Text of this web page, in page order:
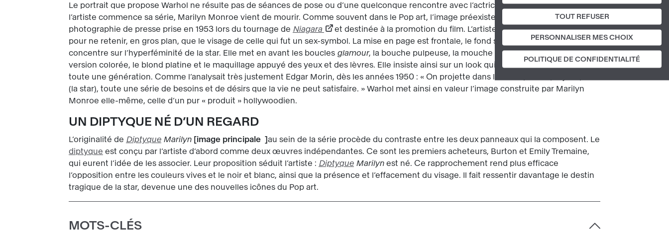
TOUT REFUSER
PERSONNALISER MES CHOIX
POLITIQUE DE CONFIDENTIALITÉ
Le portrait que propose Warhol ne résulte pas de séances de pose ou d’une quelconque rencontre avec l’actrice. Et pour cause, lorsque
l’artiste commence sa série, Marilyn Monroe vient de mourir. Comme souvent dans le Pop art, l’image préexiste à l’œuvre. Il s’agit d’une
photographie de presse prise en 1953 lors du tournage de Niagara
et destinée à la promotion du film. L’artiste l’a réutilisée et recadrée
pour ne retenir, en gros plan, que le visage de celle qui fut un sex-symbol. La mise en page est frontale, le fond sans détail. La toile se
concentre sur l’hyperféminité de la star. Elle met en avant les boucles glamour, la bouche pulpeuse, la mouche distinctive et, dans la
version colorée, le blond platine et le maquillage appuyé des yeux et des lèvres. Elle insiste ainsi sur un look qui a concentré les désirs de
toute une génération. Comme l’analysait très justement Edgar Morin, dès les années 1950 : « On projette dans l’être supérieur, mythique
(la star), toute une série de besoins et de désirs que la vie ne peut satisfaire. » Warhol met ainsi en valeur l’image construite par Marilyn
Monroe elle-même, celle d’un pur « produit » hollywoodien.
UN DIPTYQUE NÉ D’UN REGARD
L’originalité de Diptyque Marilyn image principale
au sein de la série procède du contraste entre les deux panneaux qui la composent. Le
diptyque est conçu par l’artiste d’abord comme deux œuvres indépendantes. Ce sont les premiers acheteurs, Burton et Emily Tremaine,
qui eurent l’idée de les associer. Leur proposition séduit l’artiste : Diptyque Marilyn est né. Ce rapprochement rend plus efficace
l’opposition entre les couleurs vives et le noir et blanc, ainsi que la présence et l’effacement du visage. Il fait ressentir davantage le destin
tragique de la star, devenue une des nouvelles icônes du Pop art.
MOTS-CLÉS